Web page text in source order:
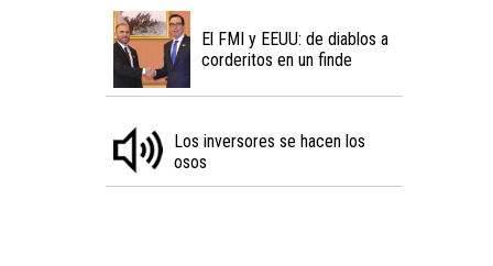
El FMI y EEUU: de diablos a
corderitos en un finde
Los inversores se hacen los
osos